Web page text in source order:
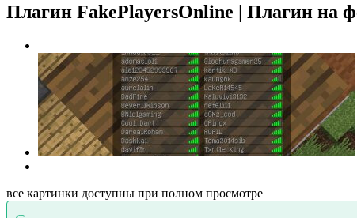
Плагин FakePlayersOnline | Плагин на
все картинки доступны при полном просмотре